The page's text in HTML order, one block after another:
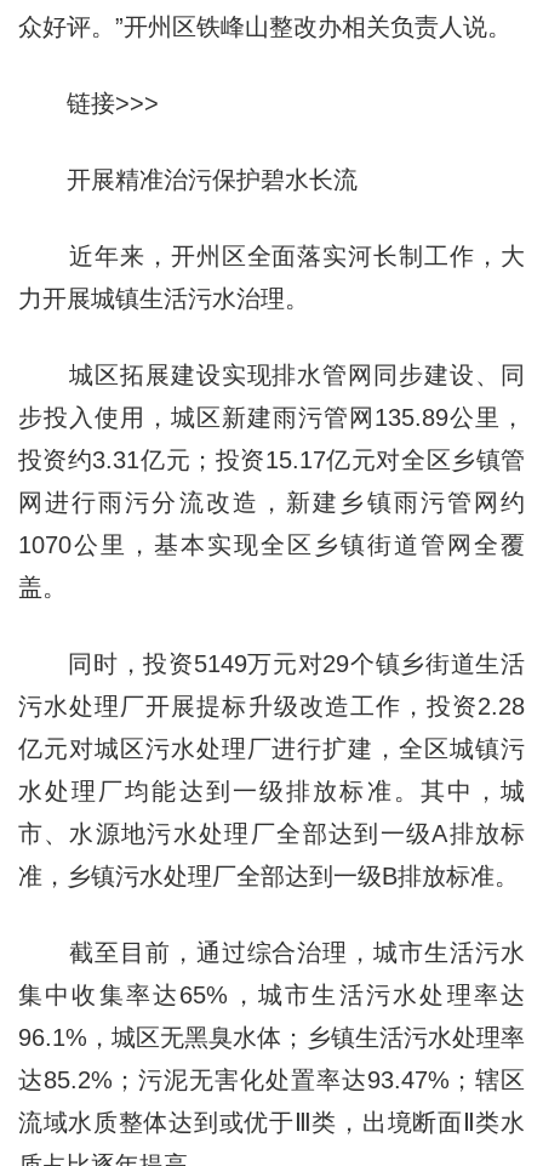
众好评。”开州区铁峰山整改办相关负责人说。
链接>>>
开展精准治污保护碧水长流
近年来，开州区全面落实河长制工作，大
力开展城镇生活污水治理。
城区拓展建设实现排水管网同步建设、同
步投入使用，城区新建雨污管网135.89公里，
投资约3.31亿元；投资15.17亿元对全区乡镇管
网进行雨污分流改造，新建乡镇雨污管网约
1070公里，基本实现全区乡镇街道管网全覆
盖。
同时，投资5149万元对29个镇乡街道生活
污水处理厂开展提标升级改造工作，投资2.28
亿元对城区污水处理厂进行扩建，全区城镇污
水处理厂均能达到一级排放标准。其中，城
市、水源地污水处理厂全部达到一级A排放标
准，乡镇污水处理厂全部达到一级B排放标准。
截至目前，通过综合治理，城市生活污水
集中收集率达65%，城市生活污水处理率达
96.1%，城区无黑臭水体；乡镇生活污水处理率
达85.2%；污泥无害化处置率达93.47%；辖区
流域水质整体达到或优于Ⅲ类，出境断面Ⅱ类水